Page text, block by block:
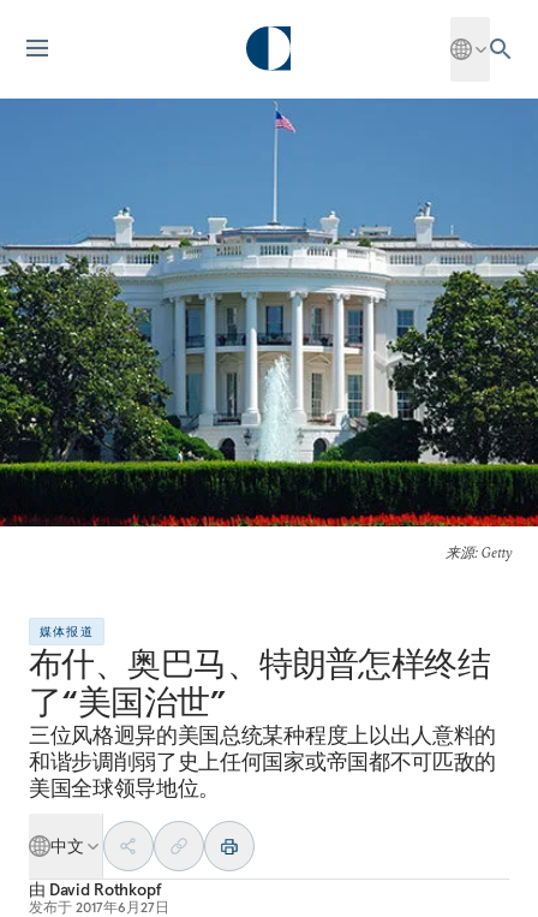
来源: Getty
媒体报道
布什、奥巴马、特朗普怎样终结
了“美国治世”
三位风格迥异的美国总统某种程度上以出人意料的
和谐步调削弱了史上任何国家或帝国都不可匹敌的
美国全球领导地位。
中文
由 David Rothkopf
发布于 2017年6月27日